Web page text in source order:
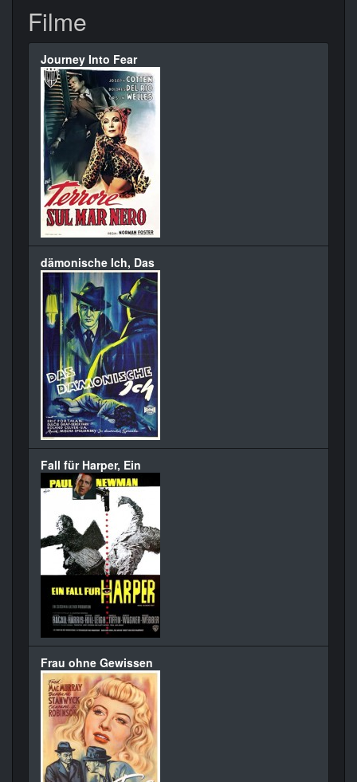
Filme
Journey Into Fear
dämonische Ich, Das
Fall für Harper, Ein
Frau ohne Gewissen